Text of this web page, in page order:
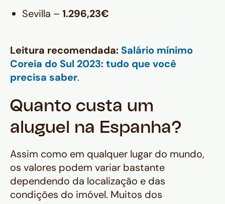
Sevilla – 1.296,23€
Leitura recomendada: Salário mínimo
Coreia do Sul 2023: tudo que você
precisa saber.
Quanto custa um
aluguel na Espanha?
Assim como em qualquer lugar do mundo,
os valores podem variar bastante
dependendo da localização e das
condições do imóvel. Muitos dos